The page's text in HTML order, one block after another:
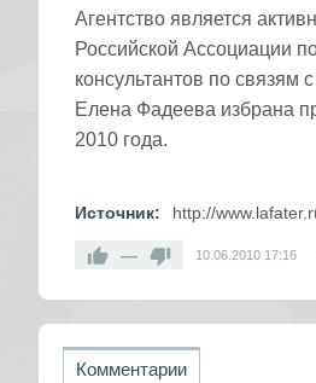
Агентство является
Российской Ассоциации
консультантов по связям
Елена Фадеева избрана
2010 года.
Источник: http://
— 10.06.2010 17:16
Комментарии